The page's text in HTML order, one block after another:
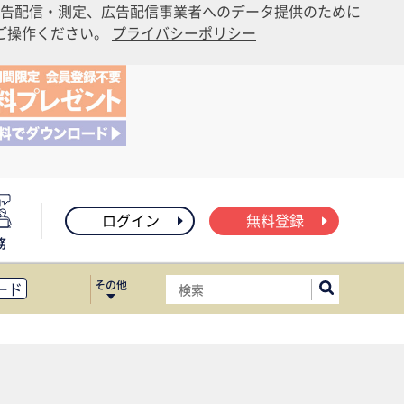
配信・測定、広告配信事業者へのデータ提供のために
作ください。 プライバシーポリシー
ログイン 無料登録
ド
ス移転
その他